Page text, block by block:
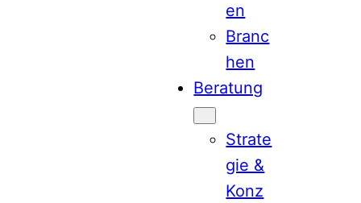
en
Branc
hen
Beratung
Strate
gie &
Konz